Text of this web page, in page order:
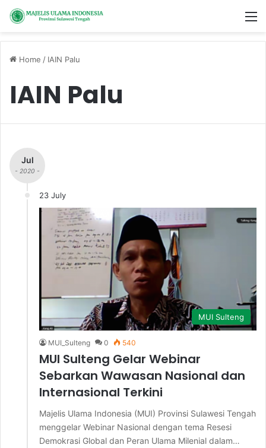
Home / IAIN Palu
IAIN Palu
Jul
- 2020 -
23 July
MUI Sulteng
MUI_Sulteng 0 540
MUI Sulteng Gelar Webinar
Sebarkan Wawasan Nasional dan
Internasional Terkini
Majelis Ulama Indonesia (MUI) Provinsi Sulawesi Tengah
menggelar Webinar Nasional dengan tema Resesi
Demokrasi Global dan Peran Ulama Milenial dalam…